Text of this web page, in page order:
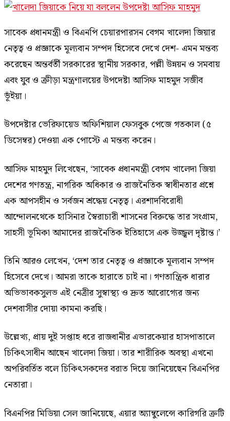
সাবেক প্রধানমন্ত্রী ও বিএনপি চেয়ারপারসন বেগম খালেদা জিয়ার
নেতৃত্ব ও প্রজ্ঞাকে মূল্যবান সম্পদ হিসেবে দেখে দেশ- এমন মন্তব্য
করেছেন অন্তর্বর্তী সরকারের স্থানীয় সরকার, পল্লী উন্নয়ন ও সমবায়
এবং যুব ও ক্রীড়া মন্ত্রণালয়ের উপদেষ্টা আসিফ মাহমুদ সজীব
ভূঁইয়া।
উপদেষ্টার ভেরিফায়েড অফিশিয়াল ফেসবুক পেজে গতকাল (৫
ডিসেম্বর) দেওয়া এক পোস্টে এ মন্তব্য করেন।
আসিফ মাহমুদ লিখেছেন, ‘সাবেক প্রধানমন্ত্রী বেগম খালেদা জিয়া
দেশের গণতন্ত্র, নাগরিক অধিকার ও রাজনৈতিক স্বাধীনতার প্রশ্নে
এক আপসহীন ও সর্বজন শ্রদ্ধেয় নেতৃত্ব। এরশাদবিরোধী
আন্দোলনথেকে হাসিনার স্বৈরাচারী শাসনের বিরুদ্ধে তার সংগ্রাম,
সাহসী ভূমিকা আমাদের রাজনৈতিক ইতিহাসে এক উজ্জ্বল দৃষ্টান্ত।’
তিনি আরও লেখেন, ‘দেশ তার নেতৃত্ব ও প্রজ্ঞাকে মূল্যবান সম্পদ
হিসেবে দেখে। আমরা তাকে হারাতে চাই না। গণতান্ত্রিক ধারার
অভিভাবকসুলভ এই নেত্রীর সুস্বাস্থ্য ও দ্রুত আরোগ্যের জন্য
দেশবাসীর দোয়া কামনা করছি।
উল্লেখ্য, প্রায় দুই সপ্তাহ ধরে রাজধানীর এভারকেয়ার হাসপাতালে
চিকিৎসাধীন আছেন খালেদা জিয়া। তার শারীরিক অবস্থা এখনো
অপরিবর্তিত বলে চিকিৎসকদের বরাত দিয়ে জানিয়েছেন বিএনপির
নেতারা।
বিএনপির মিডিয়া সেল জানিয়েছে, এয়ার অ্যাম্বুলেন্সে কারিগরি ত্রুটি